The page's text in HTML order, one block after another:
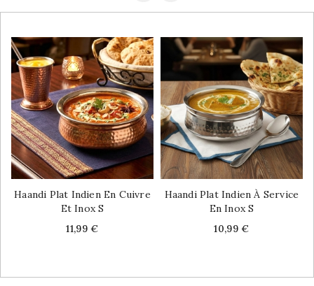
Haandi Plat Indien En Cuivre
Et Inox S
Price
11,99 €
Haandi Plat Indien À Service
En Inox S
Price
10,99 €